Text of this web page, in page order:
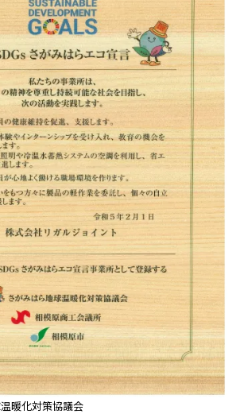
暖化対策協議会